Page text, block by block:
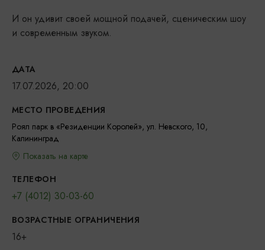
И он удивит своей мощной подачей, сценическим шоу
и современным звуком.
ДАТА
17.07.2026, 20:00
МЕСТО ПРОВЕДЕНИЯ
Роял парк в «Резиденции Королей», ул. Невского, 10,
Калининград
Показать на карте
ТЕЛЕФОН
+7 (4012) 30-03-60
ВОЗРАСТНЫЕ ОГРАНИЧЕНИЯ
16+